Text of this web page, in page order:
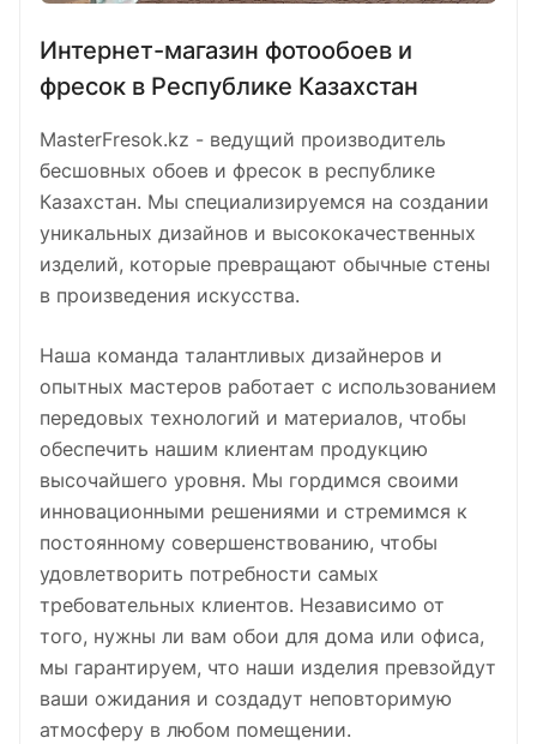
Интернет-магазин фотообоев и
фресок в Республике Казахстан
MasterFresok.kz - ведущий производитель
бесшовных обоев и фресок в республике
Казахстан. Мы специализируемся на создании
уникальных дизайнов и высококачественных
изделий, которые превращают обычные стены
в произведения искусства.
Наша команда талантливых дизайнеров и
опытных мастеров работает с использованием
передовых технологий и материалов, чтобы
обеспечить нашим клиентам продукцию
высочайшего уровня. Мы гордимся своими
инновационными решениями и стремимся к
постоянному совершенствованию, чтобы
удовлетворить потребности самых
требовательных клиентов. Независимо от
того, нужны ли вам обои для дома или офиса,
мы гарантируем, что наши изделия превзойдут
ваши ожидания и создадут неповторимую
атмосферу в любом помещении.